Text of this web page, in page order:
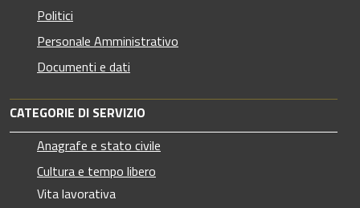
Politici
Personale Amministrativo
Documenti e dati
CATEGORIE DI SERVIZIO
Anagrafe e stato civile
Cultura e tempo libero
Vita lavorativa